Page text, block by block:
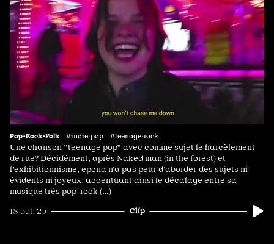
Pop•Rock•Folk #indie·pop #teenage·rock
Une chanson "teenage pop" avec comme sujet le harcèlement
de rue? Décidément, après Naked man (in the forest) et
l'exhibitionnisme, epona n'a pas peur d'aborder des sujets ni
évidents ni joyeux, accentuant ainsi le décalage entre sa
musique très pop-rock (…)
18 oct. 23 Clip